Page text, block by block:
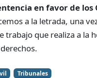
en favor de los
a la letrada, una
trabajo que realiza a la
Tribunales